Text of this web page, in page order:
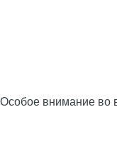
Особое внимание во